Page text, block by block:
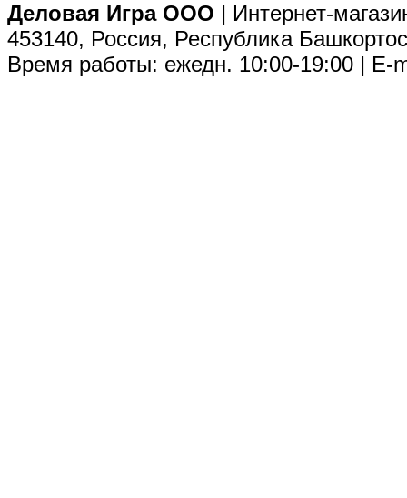
Деловая Игра ООО | Интернет-
453140, Россия, Республика
Время работы: ежедн. 10:00-19:00 | E-